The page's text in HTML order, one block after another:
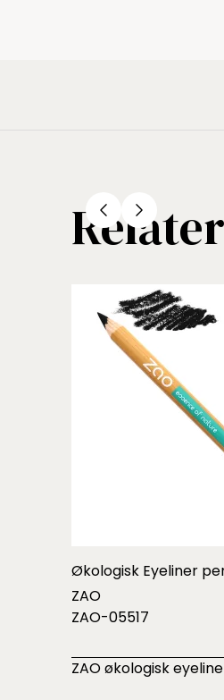
Økologisk Eyeliner
ZAO
ZAO-05517
ZAO økologisk